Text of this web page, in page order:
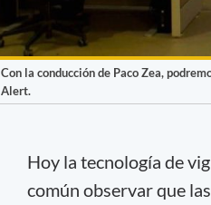
Con la conducción de Paco Zea,
Alert.
Hoy la tecnología de
común observar que